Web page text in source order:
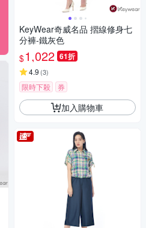
KeyWear奇威名品 摺線修身七
分褲-鐵灰色
$1,022 61折
4.9 (3)
限時下殺 券
加入購物車